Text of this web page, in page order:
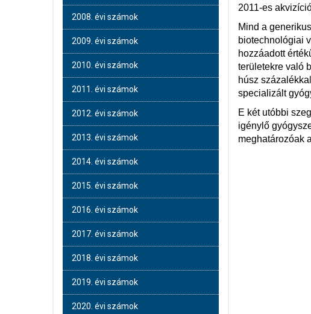
2011-es
Mind a
biotechnológiai
hozzáadott
területekre való
húsz
specializált
E két utóbbi
igénylő
meghatározóak
2008. évi számok
2009. évi számok
2010. évi számok
2011. évi számok
2012. évi számok
2013. évi számok
2014. évi számok
2015. évi számok
2016. évi számok
2017. évi számok
2018. évi számok
2019. évi számok
2020. évi számok